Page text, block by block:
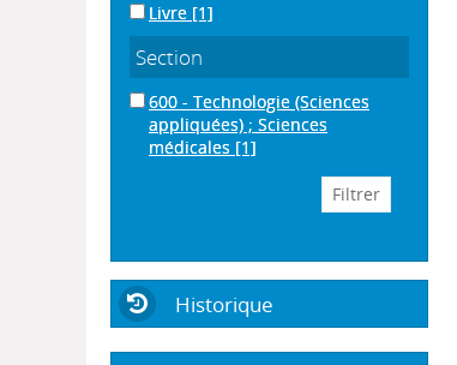
Livre [1]
Section
600 - Technologie (Sciences
appliquées) ; Sciences
médicales [1]
Historique